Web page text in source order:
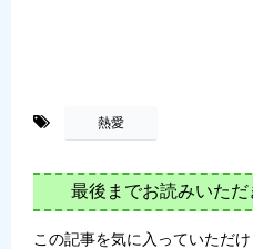
熱愛
最後までお読みいただ
この記事を気に入っていただ